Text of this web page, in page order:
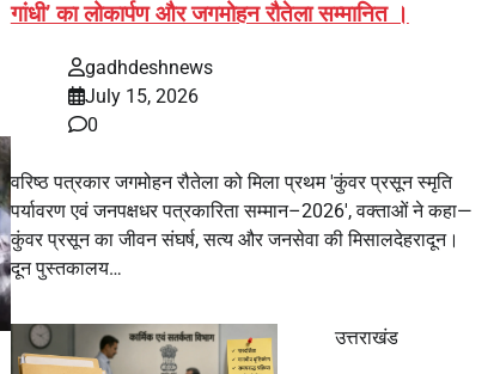
गांधी’ का लोकार्पण और जगमोहन रौतेला सम्मानित ।
gadhdeshnews
July 15, 2026
0
वरिष्ठ पत्रकार जगमोहन रौतेला को मिला प्रथम 'कुंवर प्रसून स्मृति
पर्यावरण एवं जनपक्षधर पत्रकारिता सम्मान–2026', वक्ताओं ने कहा—
कुंवर प्रसून का जीवन संघर्ष, सत्य और जनसेवा की मिसालदेहरादून।
दून पुस्तकालय…
उत्तराखंड